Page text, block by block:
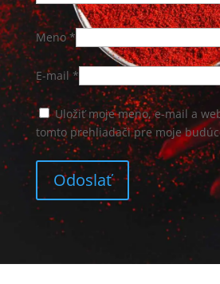
Meno*
E-mail*
Uložiť moje meno, e-mail a
tomto prehliadači pre moje